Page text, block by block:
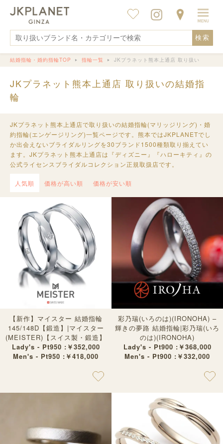
検索
結婚指輪・婚約指輪TOP 指輪一覧 JKプラネット熊本上通店 取り扱い
JKプラネット熊本上通店 取り扱いの結婚指
輪
JKプラネット熊本上通店で取り扱いの結婚指輪(マリッジリング)・婚
約指輪(エンゲージリング)一覧ページです。熊本ではJKPLANETでし
か出会えないブライダルリングを30ブランド1500種類取り揃えてい
ます。JKプラネット熊本上通店は『ディズニー』『ハローキティ』の
公式ライセンスブライダルコレクション正規取扱店です。
人気順 価格が高い順 価格が安い順
【新作】マイスター 結婚指輪
145/148D【鍛造】|マイスター
(MEISTER)【スイス製・鍛造】
Lady's - Pt950 :￥352,000
Men's - Pt950 :￥418,000
彩乃瑞(いろのは)(IRONOHA) –
輝きの夢路 結婚指輪|彩乃瑞(いろ
のは)(IRONOHA)
Lady's - Pt900 :￥368,000
Men's - Pt900 :￥332,000